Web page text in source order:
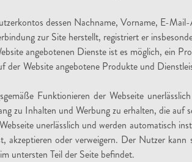
dessen Nachname, Vorname, E-Mail-
zur Site herstellt, registriert er
angebotenen Dienste ist es möglich, ein
der Website angebotene Produkte und
Funktionieren der Webseite
zu Inhalten und Werbung zu erhalten, die auf
unerlässlich und werden automatisch
akzeptieren oder verweigern. Der Nutzer
untersten Teil der Seite befindet.